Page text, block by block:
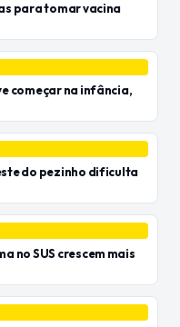
para tomar vacina
começar na infância,
do pezinho dificulta
no SUS crescem mais